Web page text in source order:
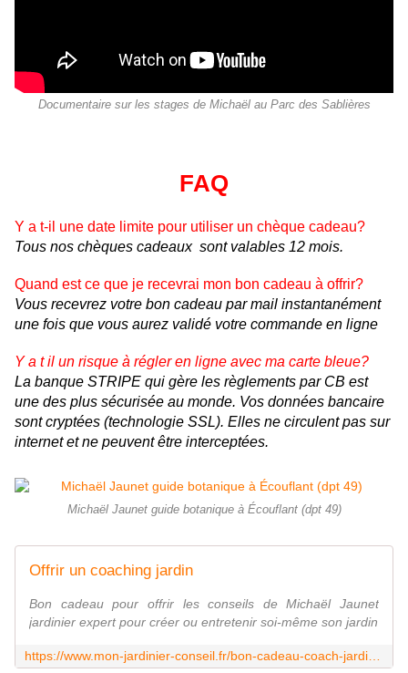
Documentaire sur les stages de Michaël au Parc des Sablières
FAQ
Y a t-il une date limite pour utiliser un chèque cadeau?
Tous nos chèques cadeaux sont valables 12 mois.
Quand est ce que je recevrai mon bon cadeau à offrir?
Vous recevrez votre bon cadeau par mail instantanément
une fois que vous aurez validé votre commande en ligne
Y a t il un risque à régler en ligne avec ma carte bleue?
La banque STRIPE qui gère les règlements par CB est
une des plus sécurisée au monde. Vos données bancaire
sont cryptées (technologie SSL). Elles ne circulent pas sur
internet et ne peuvent être interceptées.
Michaël Jaunet guide botanique à Écouflant (dpt 49)
Offrir un coaching jardin
Bon cadeau pour offrir les conseils de Michaël Jaunet
jardinier expert pour créer ou entretenir soi-même son jardin